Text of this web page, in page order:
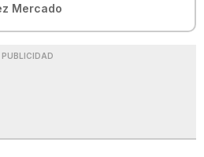
Mercado
PUBLICIDAD